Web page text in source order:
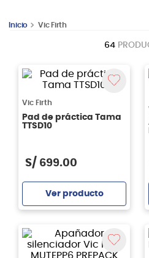
Vic Firth
64
Vic Firth
Pad de práctica Tama
TTSD10
S/ 699.00
Ver producto